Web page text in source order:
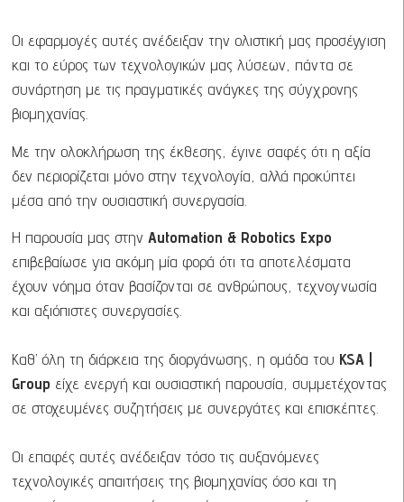
Οι εφαρμογές αυτές ανέδειξαν την ολιστική μας προσέγγιση
και το εύρος των τεχνολογικών μας λύσεων, πάντα σε
συνάρτηση με τις πραγματικές ανάγκες της σύγχρονης
βιομηχανίας.
Με την ολοκλήρωση της έκθεσης, έγινε σαφές ότι η αξία
δεν περιορίζεται μόνο στην τεχνολογία, αλλά προκύπτει
μέσα από την ουσιαστική συνεργασία.
Η παρουσία μας στηνAutomation & Robotics Expo
επιβεβαίωσε για ακόμη μία φορά ότι τα αποτελέσματα
έχουν νόημα όταν βασίζονται σε ανθρώπους, τεχνογνωσία
και αξιόπιστες συνεργασίες.
Καθ’ όλη τη διάρκεια της διοργάνωσης, η ομάδα του KSA |
Group είχε ενεργή και ουσιαστική παρουσία, συμμετέχοντας
σε στοχευμένες συζητήσεις με συνεργάτες και επισκέπτες.
Οι επαφές αυτές ανέδειξαν τόσο τις αυξανόμενες
τεχνολογικές απαιτήσεις της βιομηχανίας όσο και τη